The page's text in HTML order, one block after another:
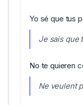
Yo sé que tus
Je sais que
No te quieren
Ne veulent